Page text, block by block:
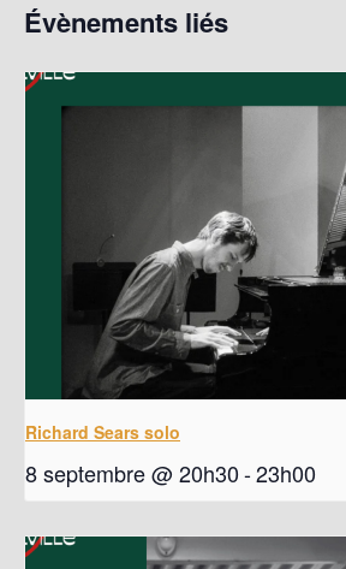
Évènements liés
Richard Sears solo
8 septembre @ 20h30-23h00